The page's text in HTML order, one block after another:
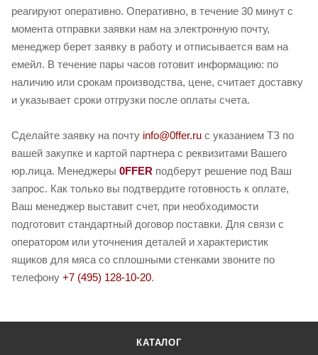
реагируют оперативно. Оперативно, в течение 30 минут с
момента отправки заявки нам на электронную почту,
менеджер берет заявку в работу и отписывается вам на
емейл. В течение пары часов готовит информацию: по
наличию или срокам производства, цене, считает доставку
и указывает сроки отгрузки после оплаты счета.
Сделайте заявку на почту info@0ffer.ru с указанием ТЗ по
вашей закупке и картой партнера с реквизитами Вашего
юр.лица. Менеджеры 0FFER подберут решение под Ваш
запрос. Как только вы подтвердите готовность к оплате,
Ваш менеджер выставит счет, при необходимости
подготовит стандартный договор поставки. Для связи с
оператором или уточнения деталей и характеристик
ящиков для мяса со сплошными стенками звоните по
телефону +7 (495) 128-10-20.
КАТАЛОГ